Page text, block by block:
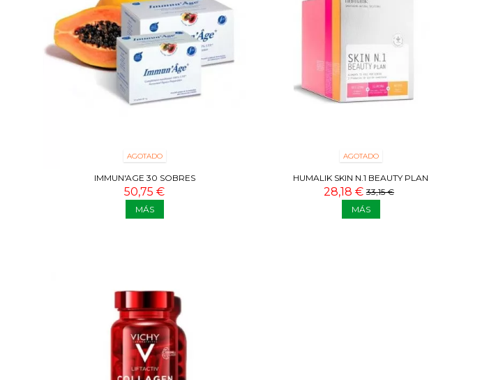
AGOTADO
IMMUN'AGE 30 SOBRES
50,75 €
MÁS
AGOTADO
HUMALIK SKIN N.1 BEAUTY PLAN
28,18 € 33,15 €
MÁS